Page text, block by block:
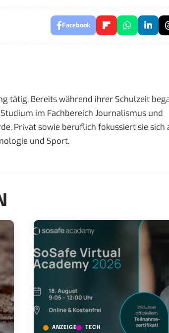
Facebook
tätig. Bereits während ihrer Schulzeit
im Fachbereich Journalismus und
Privat sowie beruflich fokussiert sie sich
und Sport.
ANZEIGE TECH